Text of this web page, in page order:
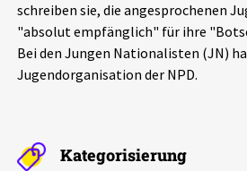
Phänomene
Aktuelles
Veranstaltungen
schreiben sie, die angesprochenen
"absolut empfänglich" für ihre
Bei den Jungen Nationalisten (JN)
Jugendorganisation der NPD.
Kategorisierung